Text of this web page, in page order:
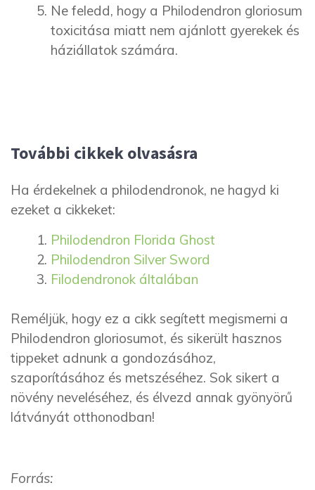
Ne feledd, hogy a Philodendron gloriosum
toxicitása miatt nem ajánlott gyerekek és
háziállatok számára.
További cikkek olvasásra
Ha érdekelnek a philodendronok, ne hagyd ki
ezeket a cikkeket:
Philodendron Florida Ghost
Philodendron Silver Sword
Filodendronok általában
Reméljük, hogy ez a cikk segített megismerni a
Philodendron gloriosumot, és sikerült hasznos
tippeket adnunk a gondozásához,
szaporításához és metszéséhez. Sok sikert a
növény neveléséhez, és élvezd annak gyönyörű
látványát otthonodban!
Forrás: